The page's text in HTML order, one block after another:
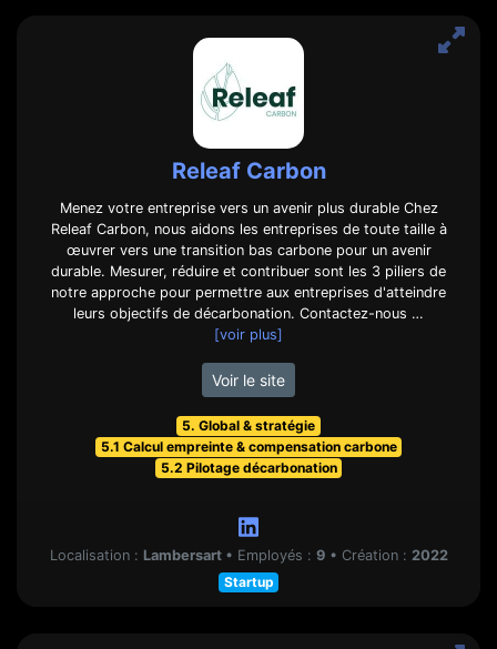
Releaf Carbon
Menez votre entreprise vers un avenir plus durable Chez
Releaf Carbon, nous aidons les entreprises de toute taille à
œuvrer vers une transition bas carbone pour un avenir
durable. Mesurer, réduire et contribuer sont les 3 piliers de
notre approche pour permettre aux entreprises d'atteindre
leurs objectifs de décarbonation. Contactez-nous …
[voir plus]
Voir le site
5. Global & stratégie
5.1 Calcul empreinte & compensation carbone
5.2 Pilotage décarbonation
Localisation : Lambersart • Employés : 9 • Création : 2022
Startup